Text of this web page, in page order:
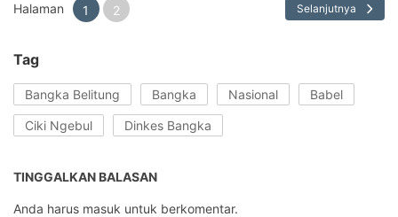
Halaman 1 2 Selanjutnya
Tag
Bangka Belitung Bangka Nasional Babel
Ciki Ngebul Dinkes Bangka
TINGGALKAN BALASAN
Anda harus masuk untuk berkomentar.